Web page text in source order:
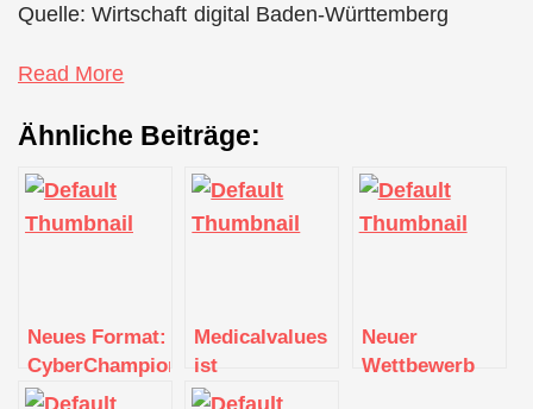
Quelle: Wirtschaft digital Baden-Württemberg
Read More
Ähnliche Beiträge:
Neues Format:
CyberChampions
Award 2021
Medicalvalues
ist
Publikumsliebling
Neuer
Wettbewerb